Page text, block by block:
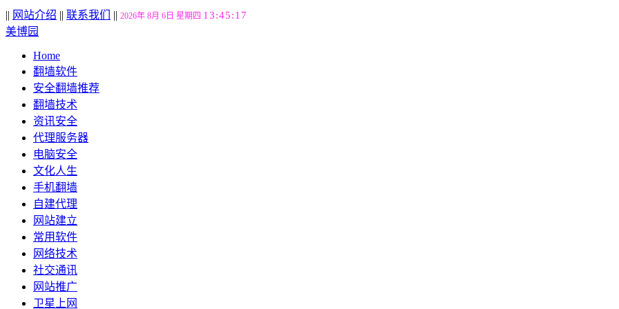
|| 网站介绍 || 联系我们 || 2026年 8月 6日 星期四 13:45:18
美博园
Home
翻墙软件
安全翻墙推荐
翻墙技术
资讯安全
代理服务器
电脑安全
文化人生
手机翻墙
自建代理
网站建立
常用软件
网络技术
社交通讯
网站推广
卫星上网